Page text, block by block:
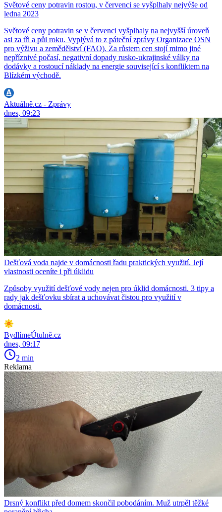
Světové ceny potravin rostou, v červenci se vyšplhaly nejvýše od
ledna 2023
Světové ceny potravin se v červenci vyšplhaly na nejvyšší úroveň
asi za tři a půl roku. Vyplývá to z páteční zprávy Organizace OSN
pro výživu a zemědělství (FAO). Za růstem cen stojí mimo jiné
nepříznivé počasí, negativní dopady rusko-ukrajinské války na
dodávky a rostoucí náklady na energie související s konfliktem na
Blízkém východě.
Aktuálně.cz - Zprávy
dnes, 09:23
Dešťová voda najde v domácnosti řadu praktických využití. Její
vlastnosti oceníte i při úklidu
Způsoby využití dešťové vody nejen pro úklid domácnosti. 3 tipy a
rady jak dešťovku sbírat a uchovávat čistou pro využití v
domácnosti.
BydlímeÚtulně.cz
dnes, 09:17
2 min
Reklama
Drsný konflikt před domem skončil pobodáním. Muž utrpěl těžké